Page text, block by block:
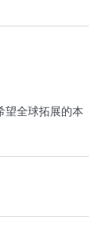
望全球拓展的本